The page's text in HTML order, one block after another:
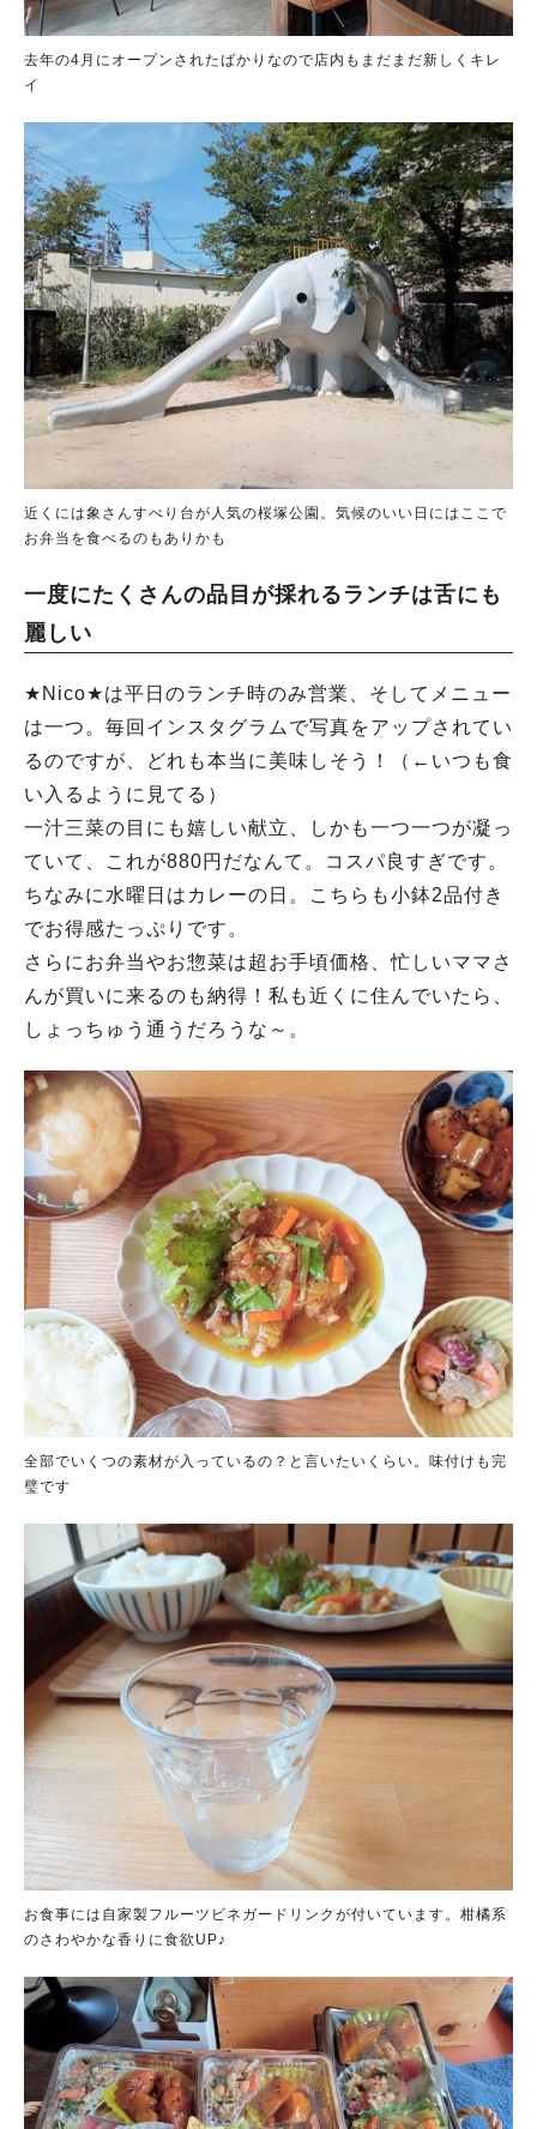
去年の4月にオープンされたばかりなので店内もまだまだ新しくキレ
イ
近くには象さんすべり台が人気の桜塚公園。気候のいい日にはここで
お弁当を食べるのもありかも
一度にたくさんの品目が採れるランチは舌にも
麗しい
★Nico★は平日のランチ時のみ営業、そしてメニュー
は一つ。毎回インスタグラムで写真をアップされてい
るのですが、どれも本当に美味しそう！（←いつも食
い入るように見てる）
一汁三菜の目にも嬉しい献立、しかも一つ一つが凝っ
ていて、これが880円だなんて。コスパ良すぎです。
ちなみに水曜日はカレーの日。こちらも小鉢2品付き
でお得感たっぷりです。
さらにお弁当やお惣菜は超お手頃価格、忙しいママさ
んが買いに来るのも納得！私も近くに住んでいたら、
しょっちゅう通うだろうな～。
全部でいくつの素材が入っているの？と言いたいくらい。味付けも完
璧です
お食事には自家製フルーツビネガードリンクが付いています。柑橘系
のさわやかな香りに食欲UP♪